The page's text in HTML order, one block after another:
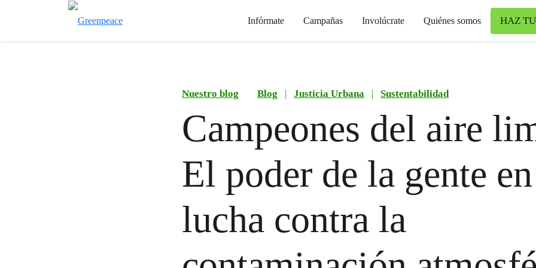
Infórmate Campañas Involúcrate Quiénes somos HAZ
Nuestro blog Blog | Justicia Urbana | Sustentabilidad
Campeones del aire
El poder de la gente
lucha contra la